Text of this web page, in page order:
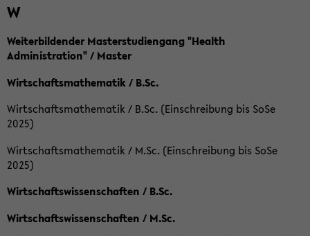
W
Weiterbildender Masterstudiengang "Health
Administration" / Master
Wirtschaftsmathematik / B.Sc.
Wirtschaftsmathematik / B.Sc. (Einschreibung bis SoSe
2025)
Wirtschaftsmathematik / M.Sc. (Einschreibung bis SoSe
2025)
Wirtschaftswissenschaften / B.Sc.
Wirtschaftswissenschaften / M.Sc.